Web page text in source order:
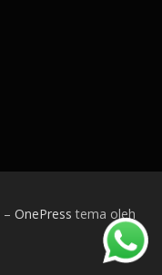
– OnePress tema oleh